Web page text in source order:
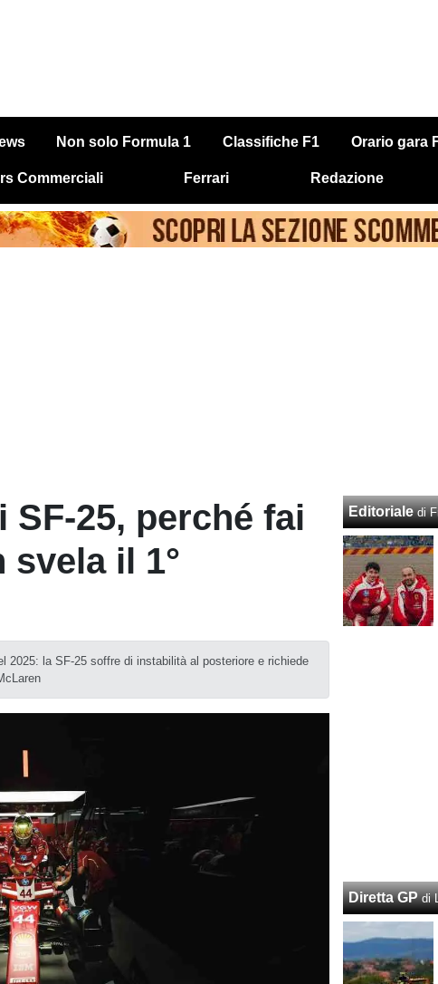
Non solo Formula 1 Classifiche F1 Orario gara
Commerciali Ferrari Redazione
SF-25, perché fai
il 1°
2025: la SF-25 soffre di instabilità al posteriore e richiede
Editoriale di
Diretta GP di